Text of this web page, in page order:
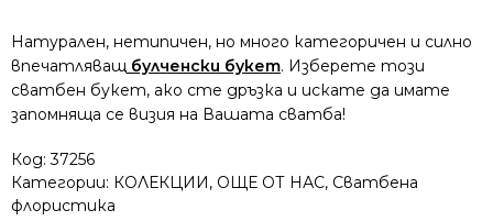
Натурален, нетипичен, но много категоричен и силно
впечатляващ булченски букет. Изберете този
сватбен букет, ако сте дръзка и искате да имате
запомняща се визия на Вашата сватба!
Код:37256
Категории: КОЛЕКЦИИ, ОЩЕ ОТ НАС, Сватбена
флористика